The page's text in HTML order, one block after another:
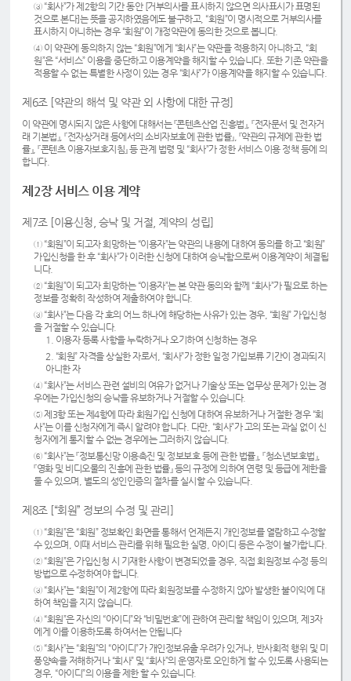
③ “회사”가 제2항의 기간 동안 [거부의사를 표시하지 않으면 의사표시가 표명된
것으로 본다]는 뜻을 공지하였음에도 불구하고, “회원”이 명시적으로 거부의사를
표시하지 아니하는 경우 “회원”이 개정약관에 동의한 것으로 봅니다.
④ 이 약관에 동의하지 않는 “회원”에게 “회사”는 약관을 적용하지 아니하고, “회
원”은 “서비스” 이용을 중단하고 이용계약을 해지할 수 있습니다. 또한 기존 약관을
적용할 수 없는 특별한 사정이 있는 경우 “회사”가 이용계약을 해지할 수 있습니다.
제6조 [약관의 해석 및 약관 외 사항에 대한 규정]
이 약관에 명시되지 않은 사항에 대해서는 『콘텐츠산업 진흥법』, 『전자문서 및 전자거
래 기본법』, 『전자상거래 등에서의 소비자보호에 관한 법률』, 『약관의 규제에 관한 법
률』, 『콘텐츠 이용자보호지침』 등 관계 법령 및 “회사”가 정한 서비스 이용 정책 등에 의
합니다.
제2장 서비스 이용 계약
제7조 [이용신청, 승낙 및 거절, 계약의 성립]
① “회원”이 되고자 희망하는 “이용자”는 약관의 내용에 대하여 동의를 하고 “회원”
가입신청을 한 후 “회사”가 이러한 신청에 대하여 승낙함으로써 이용계약이 체결됩
니다.
② “회원”이 되고자 희망하는 “이용자”는 본 약관 동의와 함께 “회사”가 필요로 하는
정보를 정확히 작성하여 제출하여야 합니다.
③ “회사”는 다음 각 호의 어느 하나에 해당하는 사유가 있는 경우, “회원” 가입신청
을 거절할 수 있습니다.
1. 이용자 등록 사항을 누락하거나 오기하여 신청하는 경우
2. “회원” 자격을 상실한 자로서, “회사”가 정한 일정 가입보류 기간이 경과되지
아니한 자
④ “회사”는 서비스 관련 설비의 여유가 없거나 기술상 또는 업무상 문제가 있는 경
우에는 가입신청의 승낙을 유보하거나 거절할 수 있습니다.
⑤ 제3항 또는 제4항에 따라 회원가입 신청에 대하여 유보하거나 거절한 경우 “회
사”는 이를 신청자에게 즉시 알려야 합니다. 다만, “회사”가 고의 또는 과실 없이 신
청자에게 통지할 수 없는 경우에는 그러하지 않습니다.
⑥ “회사”는 『정보통신망 이용촉진 및 정보보호 등에 관한 법률』, 『청소년보호법』,
『영화 및 비디오물의 진흥에 관한 법률』 등의 규정에 의하여 연령 및 등급에 제한을
둘 수 있으며, 별도의 성인인증의 절차를 실시할 수 있습니다.
제8조 [“회원” 정보의 수정 및 관리]
① “회원”은 “회원” 정보확인 화면을 통해서 언제든지 개인정보를 열람하고 수정할
수 있으며, 이때 서비스 관리를 위해 필요한 실명, 아이디 등은 수정이 불가합니다.
② “회원”은 가입신청 시 기재한 사항이 변경되었을 경우, 직접 회원정보 수정 등의
방법으로 수정하여야 합니다.
③ “회사”는 “회원”이 제2항에 따라 회원정보를 수정하지 않아 발생한 불이익에 대
하여 책임을 지지 않습니다.
④ “회원”은 자신의 “아이디”와 “비밀번호”에 관하여 관리할 책임이 있으며, 제3자
에게 이를 이용하도록 하여서는 안됩니다
⑤ “회사”는 “회원”의 “아이디”가 개인정보유출 우려가 있거나, 반사회적 행위 및 미
풍양속을 저해하거나 “회사” 및 “회사”의 운영자로 오인하게 할 수 있도록 사용되는
경우, “아이디”의 이용을 제한 할 수 있습니다.